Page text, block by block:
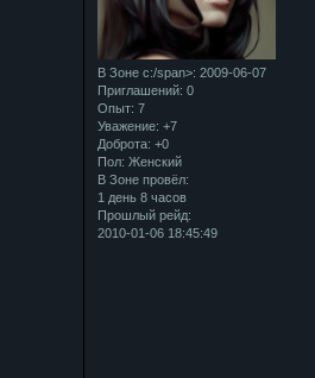
В Зоне с:/span>: 2009-06-07
Приглашений: 0
Опыт: 7
Уважение: +7
Доброта: +0
Пол: Женский
В Зоне провёл:
1 день 8 часов
Прошлый рейд:
2010-01-06 18:45:49